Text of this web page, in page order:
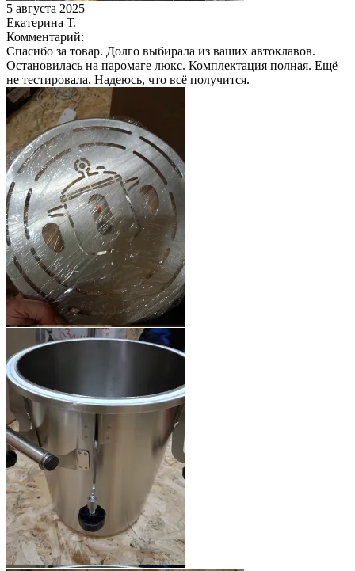
5 августа 2025
Екатерина Т.
Комментарий:
Спасибо за товар. Долго выбирала из ваших автоклавов.
Остановилась на паромаге люкс. Комплектация полная. Ещё
не тестировала. Надеюсь, что всё получится.